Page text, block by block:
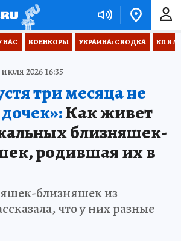
НАС ВОЕНКОРЫ УКРАИНА: СВОДКА КП В
2026 16:35
три месяца не
Как живет
близняшек-
родившая их в
близняшек из
что у них разные